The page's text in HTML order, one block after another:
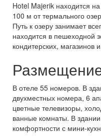
Hotel Majerik находится
100 м от термального
Путь к озеру занимает
находится в пешеходной
кондитерских, магазинов
В отеле 55 номеров. В
двухместных номера, 6
цветные телевизоры,
ванные комнаты. В
комфортности с мини-